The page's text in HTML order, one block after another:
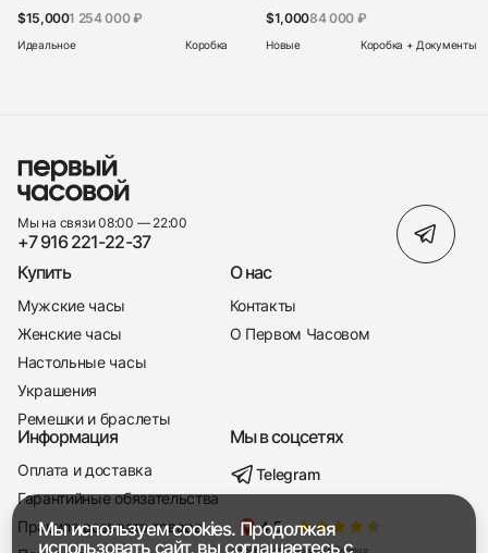
+7 916 221-22-37
Мы насвязи 08:00 — 19:00
$15,0001 254 000 ₽
Идеальное Коробка
$1,00084 000 ₽
Новые Коробка + Документы
Мы на связи 08:00 — 22:00
+7 916 221-22-37
Купить
Мужские часы
Женские часы
Настольные часы
Украшения
Ремешки и браслеты
О нас
Контакты
О Первом Часовом
Информация
Оплата и доставка
Гарантийные обязательства
Правила возврата товара
Мы в соцсетях
Telegram
Мы используем cookies. Продолжая
использовать сайт, вы соглашаетесь с